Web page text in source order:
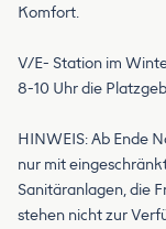
Komfort.
V/E- Station im
8-10 Uhr die
HINWEIS: Ab Ende
nur mit
Sanitäranlagen, die
stehen nicht zur